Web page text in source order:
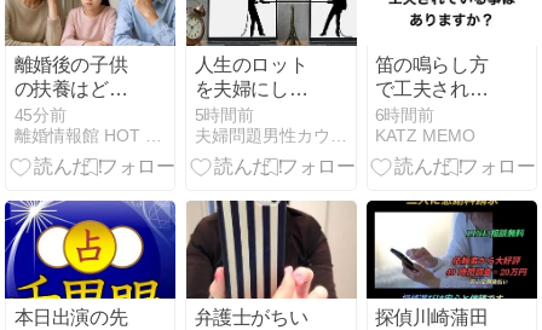
離婚後の子供
の扶養はどう
なる？養育費
や健康保険や
税金控除の仕
45分前
人生のロット
を夫婦にして
いないか、最
小ロットは自
分自身でしか
ューブ動画】
5時間前
笛の鳴らし方
で工夫されて
いる事はあり
ますか？
6時間前
KATZ MEMO
本日出演の先
弁護士がちい
探偵川崎蒲田